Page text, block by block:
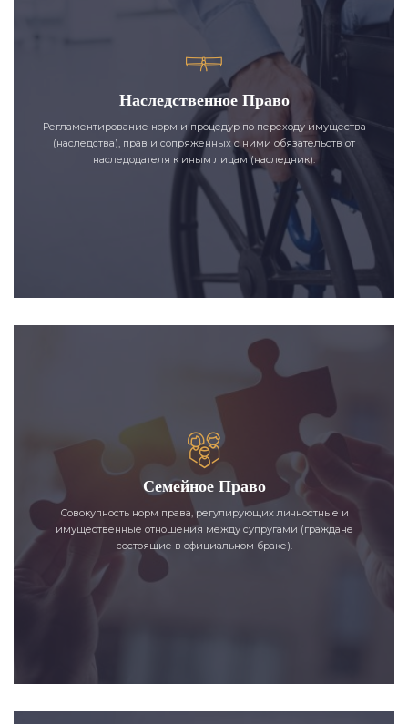
Наследственное Право
Регламентирование норм и процедур по переходу имущества
(наследства), прав и сопряженных с ними обязательств от
наследодателя к иным лицам (наследник).
Семейное Право
Совокупность норм права, регулирующих личностные и
имущественные отношения между супругами (граждане
состоящие в официальном браке).